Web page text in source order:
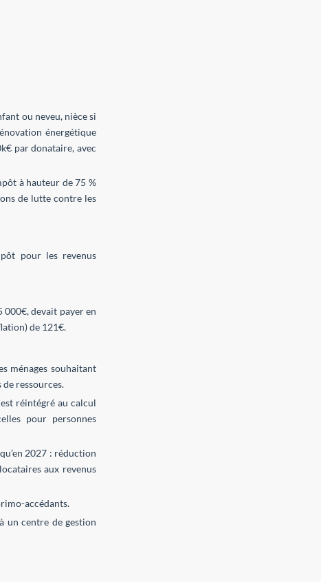
ou neveu, nièce si
énergétique
par donataire, avec
à hauteur de 75 %
de lutte contre les
pour les revenus
devait payer en
de 121€.
ménages souhaitant
ressources.
réintégré au calcul
pour personnes
2027 : réduction
aux revenus
accédants.
un centre de gestion